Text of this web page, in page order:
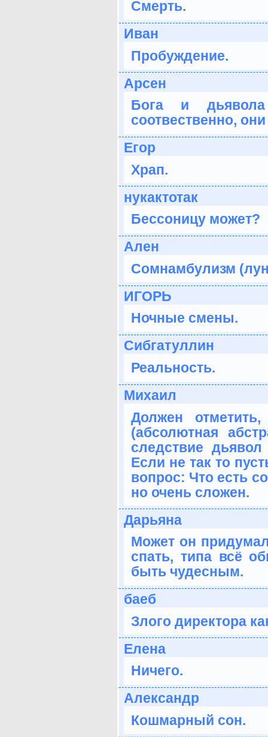
Смерть.
Иван
Пробуждение.
Арсен
Бога и
соотвественно,
Егор
Храп.
нукактотак
Бессоницу может?
Ален
Сомнамбулизм
ИГОРЬ
Ночные смены.
Сибгатуллин
Реальность.
Михаил
Должен
(абсолютная
следствие
Если не так то
вопрос: Что есть
но очень сложен.
Дарьяна
Может он
спать, типа всё
быть чудесным.
баеб
Злого директора
Елена
Ничего.
Александр
Кошмарный сон.